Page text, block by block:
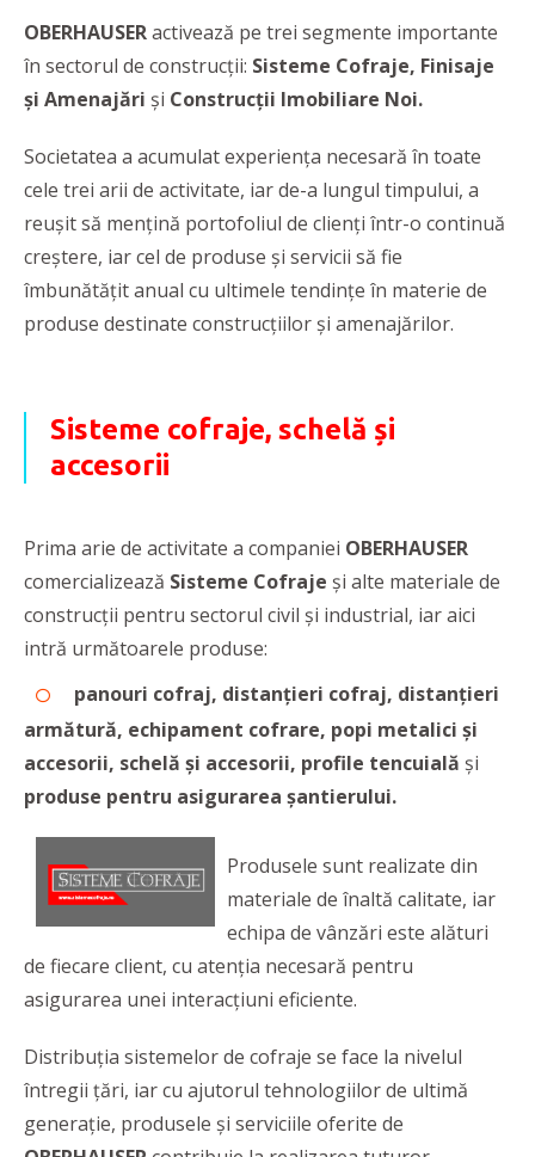
OBERHAUSERactivează pe trei segmente importante
în sectorul de construcții: Sisteme Cofraje, Finisaje
și Amenajări și Construcții Imobiliare Noi.
Societatea a acumulat experiența necesară în toate
cele trei arii de activitate, iar de-a lungul timpului, a
reușit să mențină portofoliul de clienți într-o continuă
creștere, iar cel de produse și servicii să fie
îmbunătățit anual cu ultimele tendințe în materie de
produse destinate construcțiilor și amenajărilor.
Sisteme cofraje, schelă și
accesorii
Prima arie de activitate a companiei OBERHAUSER
comercializează Sisteme Cofraje și alte materiale de
construcții pentru sectorul civil și industrial, iar aici
intră următoarele produse:
panouri cofraj, distanțieri cofraj, distanțieri
armătură, echipament cofrare, popi metalici și
accesorii, schelă și accesorii, profile tencuială și
produse pentru asigurarea șantierului.
Produsele sunt realizate din
materiale de înaltă calitate, iar
echipa de vânzări este alături
de fiecare client, cu atenția necesară pentru
asigurarea unei interacțiuni eficiente.
Distribuția sistemelor de cofraje se face la nivelul
întregii țări, iar cu ajutorul tehnologiilor de ultimă
generație, produsele și serviciile oferite de